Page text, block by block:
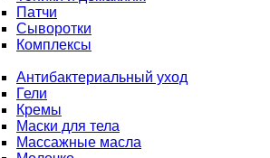
Патчи
Сыворотки
Комплексы
Антибактериальный уход
Гели
Кремы
Маски для тела
Массажные масла